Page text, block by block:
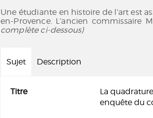
Une étudiante en histoire de l’art est
en-Provence. L’ancien commissaire
complète ci-dessous)
Sujet Description
Titre
La
enquête du